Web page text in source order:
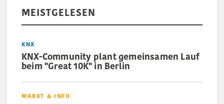
MEISTGELESEN
KNX
KNX-Community plant gemeinsamen Lauf
beim "Great 10K" in Berlin
MARKT & INFO